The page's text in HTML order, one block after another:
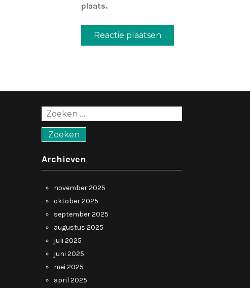
plaats.
Zoeken
naar:
Archieven
november 2025
oktober 2025
september 2025
augustus 2025
juli 2025
juni 2025
mei 2025
april 2025